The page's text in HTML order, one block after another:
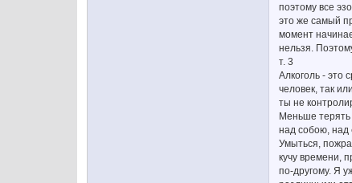
поэтому все
это же самый
момент
нельзя.
т. 3
Алкоголь - это
человек, так
ты не
Меньше терять
над собою, над
Умыться,
кучу времени,
по-другому. Я